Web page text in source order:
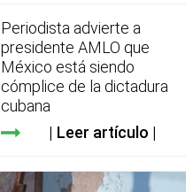
Periodista advierte a
presidente AMLO que
México está siendo
cómplice de la dictadura
cubana
Leer artículo